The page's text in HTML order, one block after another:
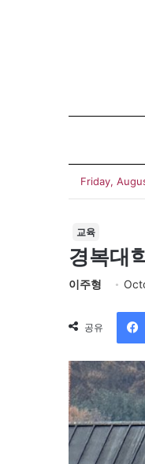
Friday,
교육
경복대
이주형
공유